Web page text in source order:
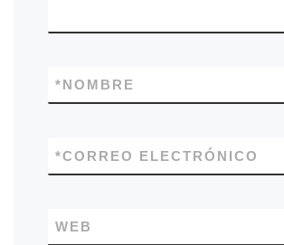
NOMBRE
*
CORREO ELECTRÓNICO
*
WEB